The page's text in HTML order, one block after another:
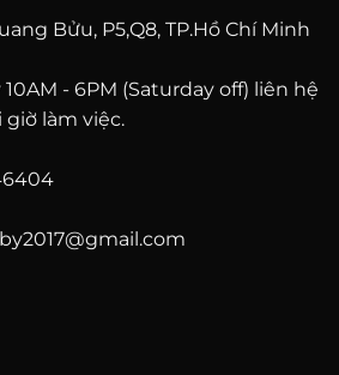
Bửu, P5,Q8, TP.Hồ Chí Minh
- 6PM (Saturday off) liên hệ
làm việc.